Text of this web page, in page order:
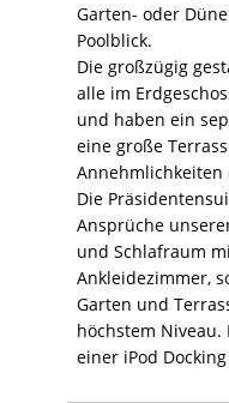
Garten- oder
Poolblick.
Die großzügig
alle im
und haben ein
eine große
Annehmlichkeiten
Die
Ansprüche
und Schlafraum
Ankleidezimmer,
Garten und
höchstem
einer iPod